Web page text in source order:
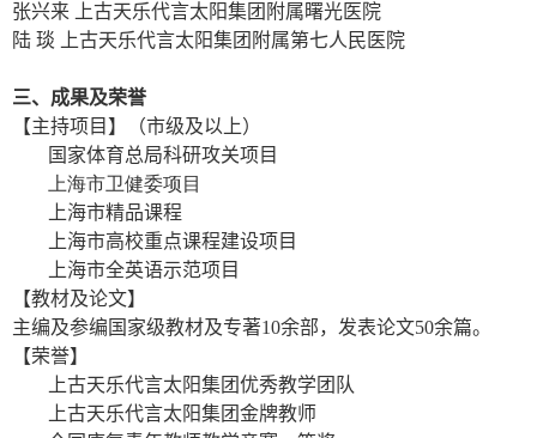
张兴来 上古天乐代言太阳集团附属曙光医院
陆 琰
上古天乐代言太阳集团附属第七人民医院
三、 成果及荣誉
【主持项目】（市级及以上）
国家体育总局科研攻关项目
上海市卫健委项目
上海市精品课程
上海市高校重点课程建设项目
上海市全英语示范项目
【教材及论文】
主编及参编国家级教材及专著10余部，发表论文50余篇。
【荣誉】
上古天乐代言太阳集团优秀教学团队
上古天乐代言太阳集团金牌教师